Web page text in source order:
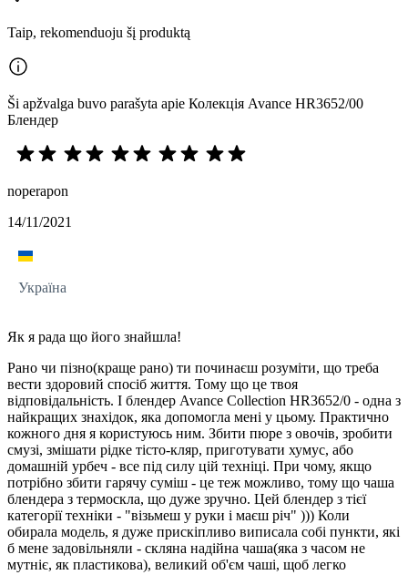
Taip, rekomenduoju šį produktą
Ši apžvalga buvo parašyta apie Колекція Avance HR3652/00
Блендер
noperapon
14/11/2021
Україна
Як я рада що його знайшла!
Рано чи пізно(краще рано) ти починаєш розуміти, що треба
вести здоровий спосіб життя. Тому що це твоя
відповідальність. І блендер Avance Collection HR3652/0 - одна з
найкращих знахідок, яка допомогла мені у цьому. Практично
кожного дня я користуюсь ним. Збити пюре з овочів, зробити
смузі, змішати рідке тісто-кляр, приготувати хумус, або
домашній урбеч - все під силу цій техніці. При чому, якщо
потрібно збити гарячу суміш - це теж можливо, тому що чаша
блендера з термоскла, що дуже зручно. Цей блендер з тієї
категорії техніки - "візьмеш у руки і маєш річ" ))) Коли
обирала модель, я дуже прискіпливо виписала собі пункти, які
б мене задовільняли - скляна надійна чаша(яка з часом не
мутніє, як пластикова), великий об'єм чаші, щоб легко